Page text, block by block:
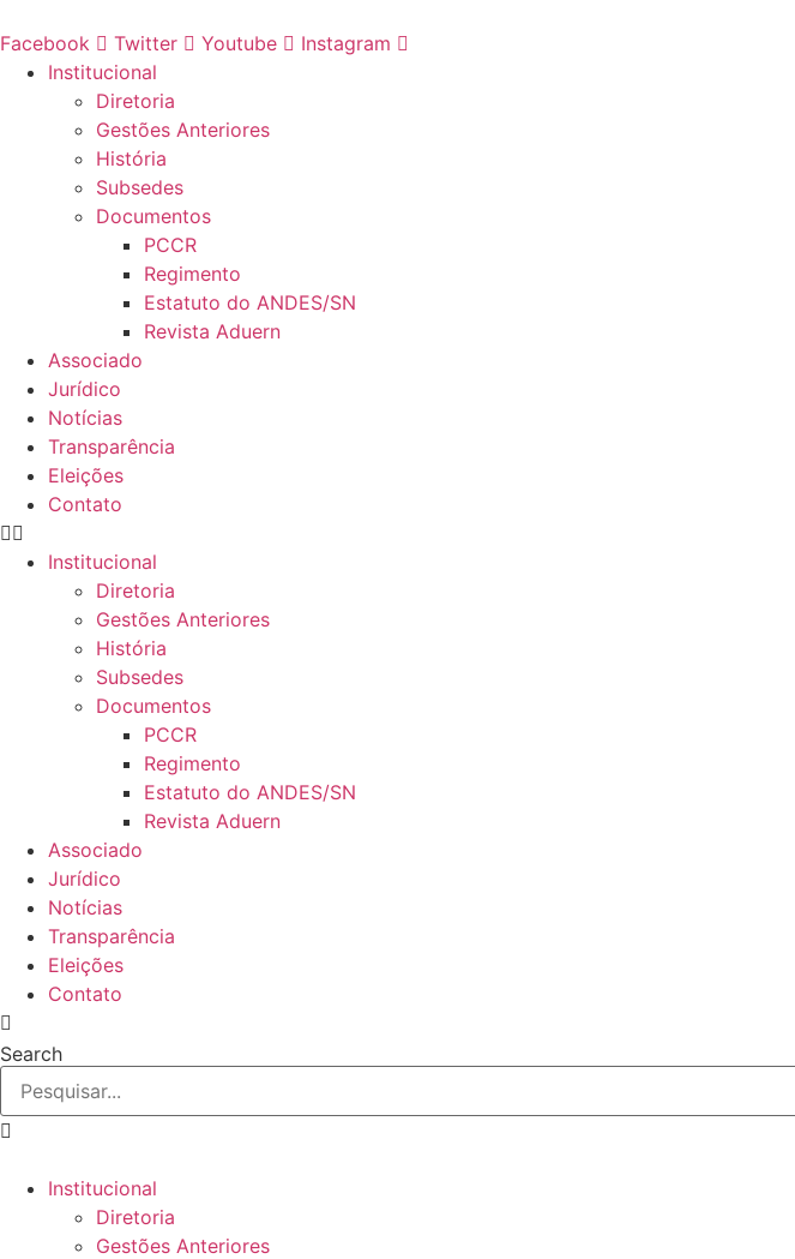
para
conteúdo
Facebook Twitter Youtube
Instagram
Institucional
Diretoria
Gestões Anteriores
História
Subsedes
Documentos
PCCR
Regimento
Estatuto do ANDES/SN
Revista Aduern
Associado
Jurídico
Notícias
Transparência
Eleições
Contato
Institucional
Diretoria
Gestões Anteriores
História
Subsedes
Documentos
PCCR
Regimento
Estatuto do ANDES/SN
Revista Aduern
Associado
Jurídico
Notícias
Transparência
Eleições
Contato
Search
Institucional
Diretoria
Gestões Anteriores